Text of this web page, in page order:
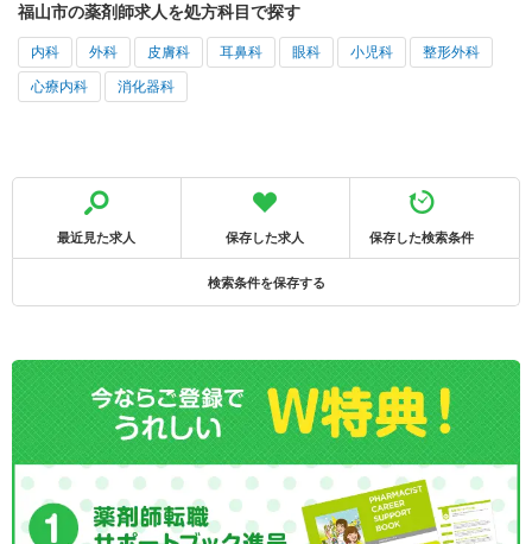
福山市の薬剤師求人を処方科目で探す
内科 外科 皮膚科 耳鼻科 眼科 小児科 整形外科
心療内科 消化器科
最近見た求人 保存した求人 保存した検索条件
検索条件を保存する